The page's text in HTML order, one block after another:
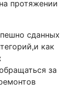
протяжении
сданных
как
за